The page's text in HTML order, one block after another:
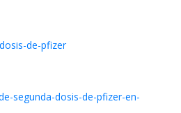
de-pfizer
segunda-dosis-de-pfizer-en-